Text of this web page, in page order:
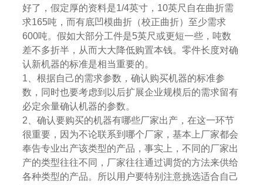
好了，假定厚的资料是1/4英寸，10英尺自在曲折需
求165吨，而有底凹模曲折（校正曲折）至少需求
600吨。假如大部分工件是5英尺或更短一些，吨数
差不多折半，从而大大降低购置本钱。零件长度对确
认新机器的标准是相当重要的。
1、根据自己的需求参数，确认购买机器的标准参
数，同时也要考虑到以后扩展企业规模后的需求留有
必定余量确认机器的参数。
2、确认要购买的机器有哪些厂家出产，在这一环节
很重要，因为不论联系到哪个厂家，基本上厂家都会
奉告专业出产该类型的产品，事实上，不同的厂家出
产的类型往往不同，厂家往往通过调货的方法来供给
各种类型的产品。所以用户要特别注意挑选适合自己